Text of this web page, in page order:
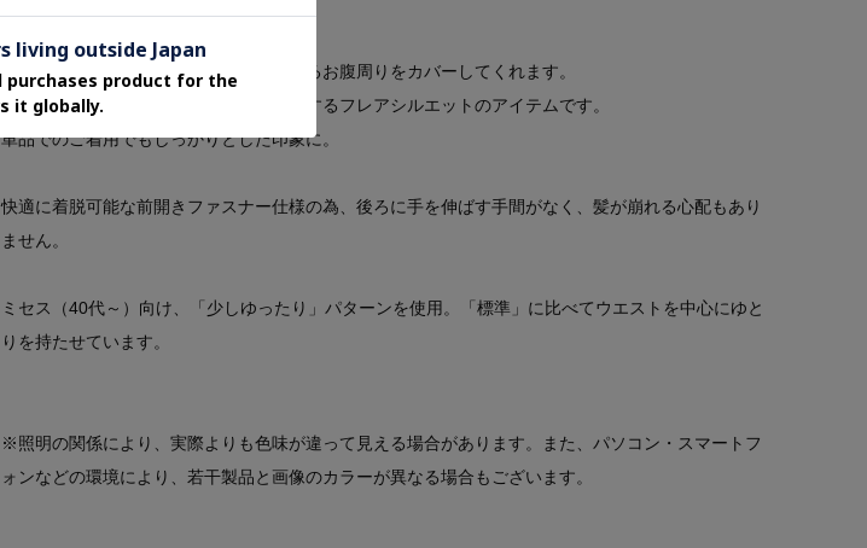
ウエスト部分はペプラム風にし、気になるお腹周りをカバーしてくれます。
スカート部分はエレガントな印象を演出するフレアシルエットのアイテムです。
単品でのご着用でもしっかりとした印象に。
快適に着脱可能な前開きファスナー仕様の為、後ろに手を伸ばす手間がなく、髪が崩れる心配もあり
ません。
ミセス（40代～）向け、「少しゆったり」パターンを使用。「標準」に比べてウエストを中心にゆと
りを持たせています。
※照明の関係により、実際よりも色味が違って見える場合があります。また、パソコン・スマートフ
ォンなどの環境により、若干製品と画像のカラーが異なる場合もございます。